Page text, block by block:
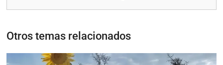
Otros temas relacionados